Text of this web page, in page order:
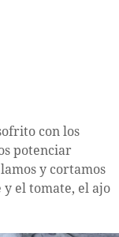
con los
potenciar
y cortamos
el tomate, el ajo